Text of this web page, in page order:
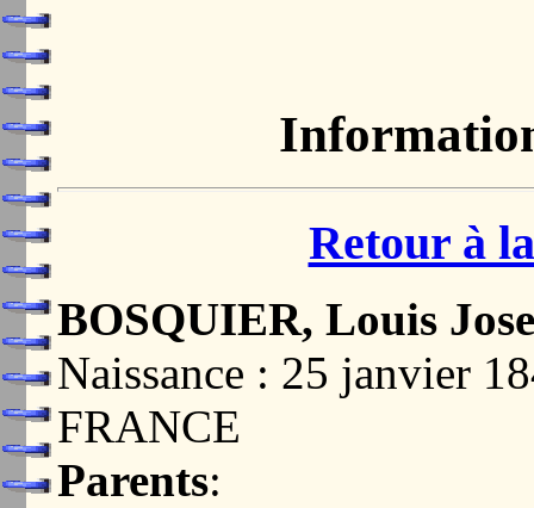
Retour à
BOSQUIER, Louis
Naissance : 25 janvier
FRANCE
Parents: